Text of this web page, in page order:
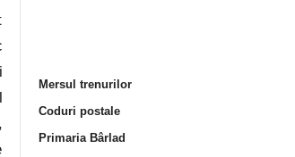
Mersul trenurilor
Coduri postale
Primaria Bârlad